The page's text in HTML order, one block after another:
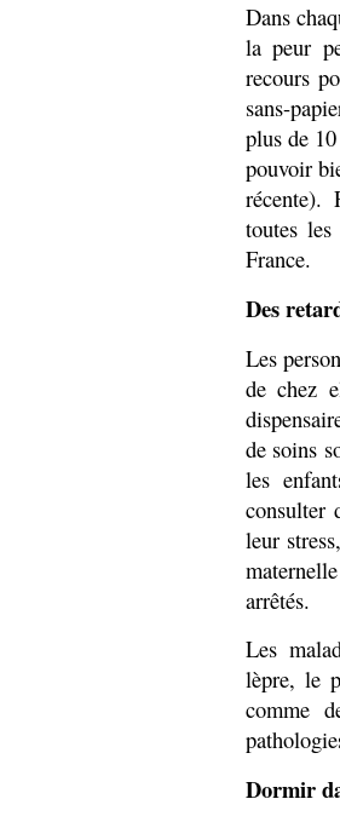
Dans
la peur
recours
sans-
plus de
pouvoir
récente).
toutes
France.
Des
Les
de chez
de soins
les
consulter
leur
arrêtés.
Les
lèpre, le
comme
Dormir